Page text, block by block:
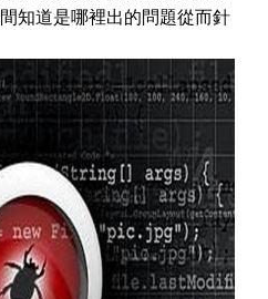
知道是哪裡出的問題從而針